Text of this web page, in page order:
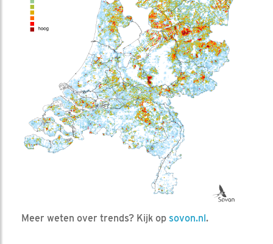
Meer weten over trends? Kijk op sovon.nl.